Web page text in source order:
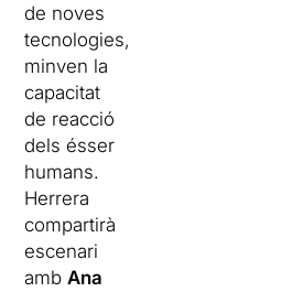
de noves
tecnologies,
minven la
capacitat
de reacció
dels ésser
humans.
Herrera
compartirà
escenari
ambAna